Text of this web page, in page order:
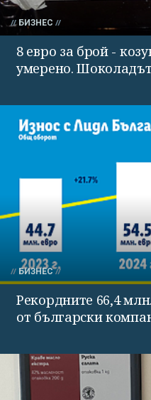
БИЗНЕС
8 евро за брой -
умерено.
БИЗНЕС
Рекордните 66,4
от български